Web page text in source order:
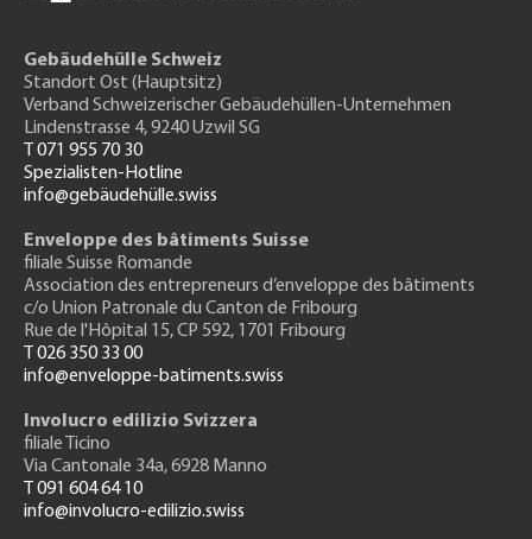
Gebäudehülle Schweiz
Standort Ost (Hauptsitz)
Verband Schweizerischer Gebäudehüllen-Unternehmen
Lindenstrasse 4, 9240 Uzwil SG
T 071 955 70 30
Spezialisten-Hotline
info@gebäudehülle.swiss
Enveloppe des bâtiments Suisse
filiale Suisse Romande
Association des entrepreneurs d’enveloppe des bâtiments
c/o Union Patronale du Canton de Fribourg
Rue de l'Hôpital 15, CP 592, 1701 Fribourg
T 026 350 33 00
info@enveloppe-batiments.swiss
Involucro edilizio Svizzera
filiale Ticino
Via Cantonale 34a, 6928 Manno
T 091 604 64 10
info@involucro-edilizio.swiss